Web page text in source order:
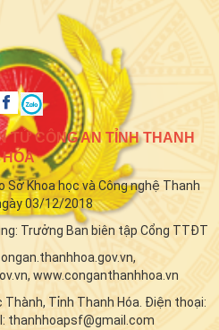
TỬ CÔNG AN TỈNH THANH
HÓA
Khoa học và Công nghệ Thanh
03/12/2018
Trưởng Ban biên tập Cổng TTĐT
www.conganthanhhoa.vn
Thành, Tỉnh Thanh Hóa. Điện thoại:
thanhhoapsf@gmail.com